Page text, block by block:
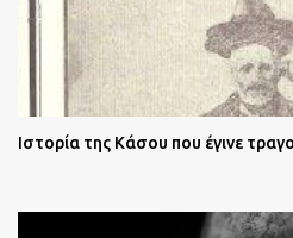
Ιστορία της Κάσου που έγινε